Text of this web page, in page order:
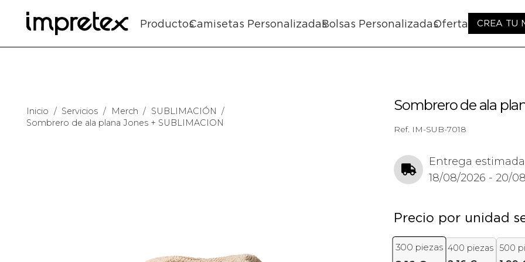
ProductosCamisetas PersonalizadasBolsas PersonalizadasOferta CREA TU
Inicio / Servicios / Merch / SUBLIMACIÓN /
Sombrero de ala plana Jones + SUBLIMACION
Sombrero de ala
Ref. IM-SUB-7018
Entrega
18/08/2026 - 20/
Precio por unidad
300 piezas 400 piezas 500